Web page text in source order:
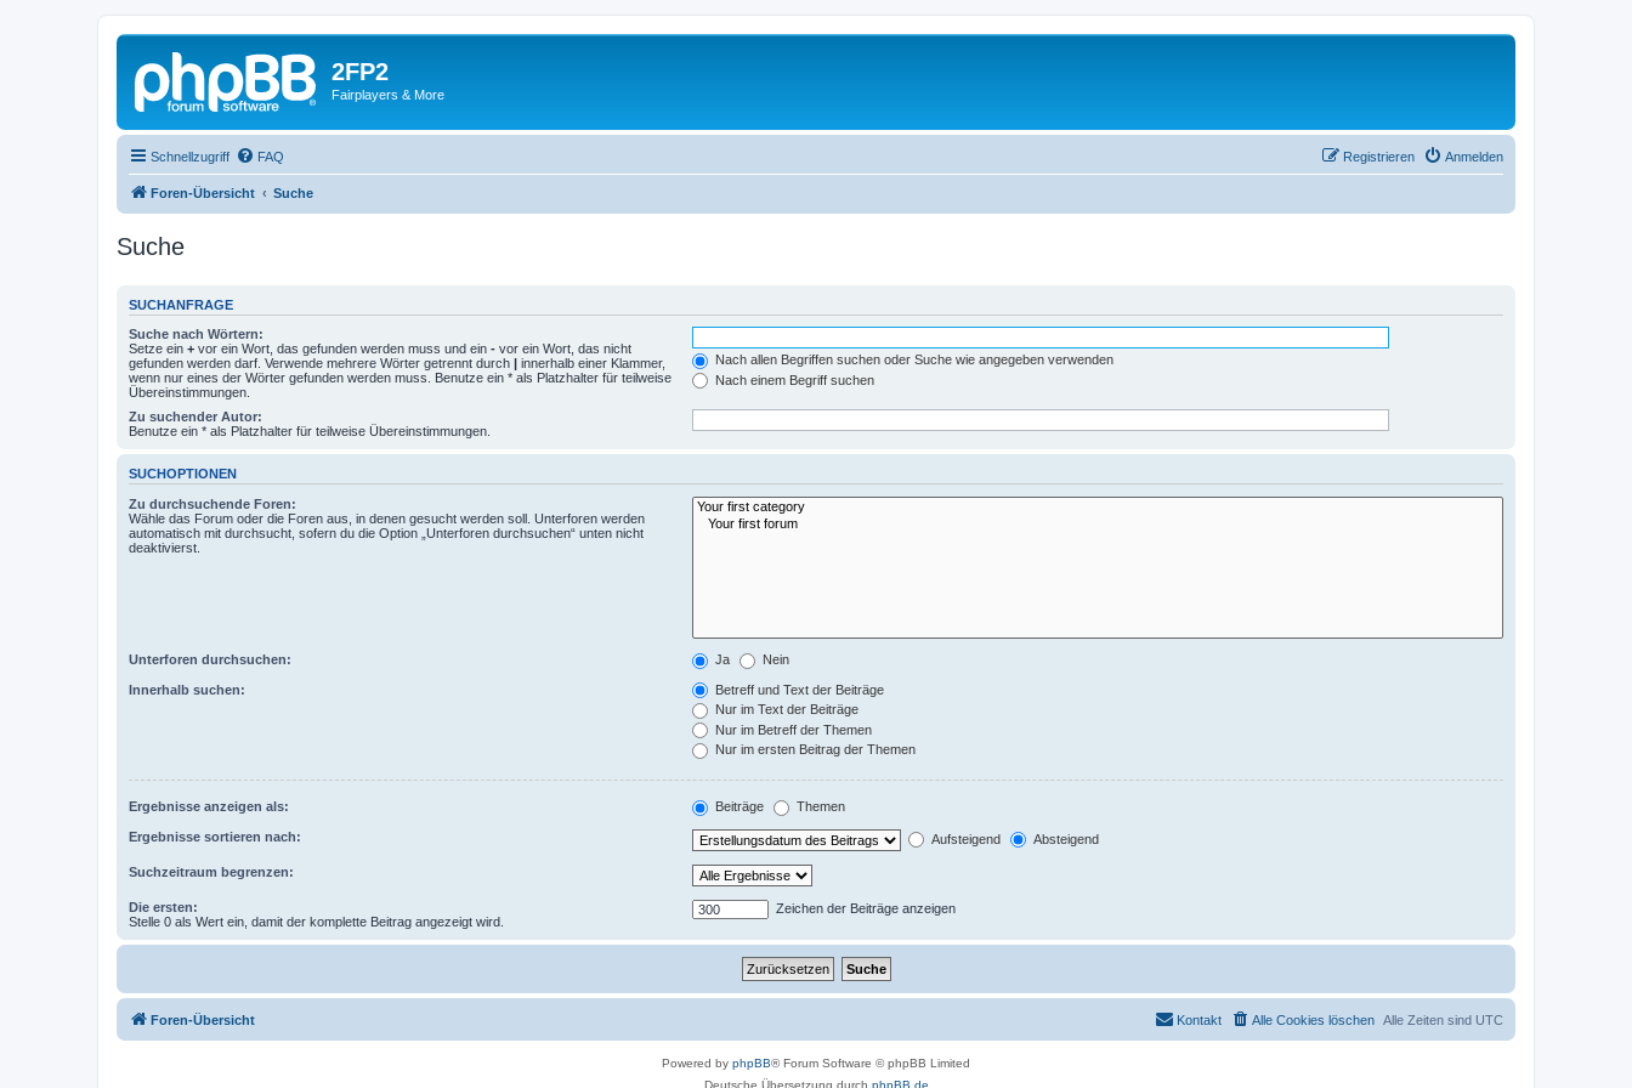
2FP2
Fairplayers & More
Schnellzugriff FAQ Anmelden
Registrieren
Foren-Übersicht Suche
Suche
SUCHANFRAGE
Suche nach Wörtern:
Setze ein + vor ein Wort, das gefunden werden muss und ein - vor ein Wort, das nicht
gefunden werden darf. Verwende mehrere Wörter getrennt durch | innerhalb einer Klammer,
wenn nur eines der Wörter gefunden werden muss. Benutze ein * als Platzhalter für teilweise
Übereinstimmungen.
Nach allen Begriffen suchen oder Suche wie angegeben verwenden
Nach einem Begriff suchen
Zu suchender Autor:
Benutze ein * als Platzhalter für teilweise Übereinstimmungen.
SUCHOPTIONEN
Zu durchsuchende Foren:
Wähle das Forum oder die Foren aus, in denen gesucht werden soll. Unterforen werden
automatisch mit durchsucht, sofern du die Option „Unterforen durchsuchen“ unten nicht
deaktivierst.
Unterforen durchsuchen: Ja Nein
Innerhalb suchen:
Betreff und Text der Beiträge
Nur im Text der Beiträge
Nur im Betreff der Themen
Nur im ersten Beitrag der Themen
Ergebnisse anzeigen als: Beiträge Themen
Ergebnisse sortieren nach: Aufsteigend Absteigend
Suchzeitraum begrenzen:
Die ersten:
Stelle 0 als Wert ein, damit der komplette Beitrag angezeigt wird.
Zeichen der Beiträge anzeigen
Foren-Übersicht Alle Zeiten sind UTC
Alle Cookies löschen
Kontakt
Powered by phpBB® Forum Software © phpBB Limited
Deutsche Übersetzung durch phpBB.de